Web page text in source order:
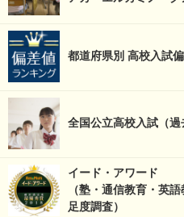
都道府県別 高校入試
全国公立高校入試（過
イード・アワード
（塾・通信教育・英
足度調査）